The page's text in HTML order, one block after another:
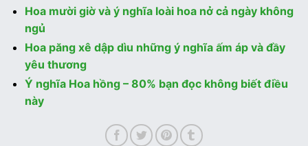
Hoa mười giờ và ý nghĩa loài hoa nở cả ngày không
ngủ
Hoa păng xê dập dìu những ý nghĩa ấm áp và đầy
yêu thương
Ý nghĩa Hoa hồng – 80% bạn đọc không biết điều
này